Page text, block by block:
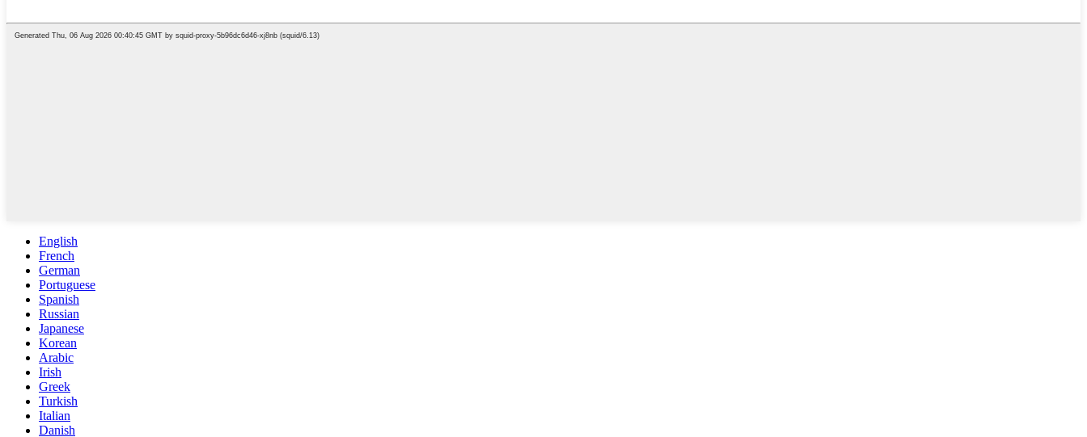
English
French
German
Portuguese
Spanish
Russian
Japanese
Korean
Arabic
Irish
Greek
Turkish
Italian
Danish